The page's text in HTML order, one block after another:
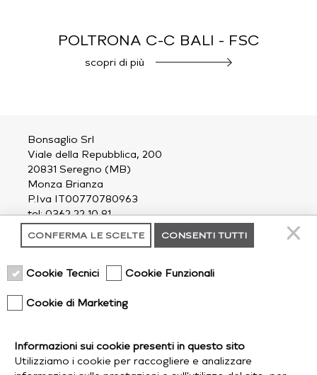
POLTRONA C-C BALI - FSC
scopri di più
Bonsaglio Srl
Viale della Repubblica, 200
20831 Seregno (MB)
Monza Brianza
P.Iva IT00770780963
tel: 0362 22 10 81
chi siamo
cookie policy
spedizioni
CONFERMA LE SCELTE CONSENTI TUTTI
Cookie Tecnici Cookie Funzionali
Cookie di Marketing
Informazioni sui cookie presenti in questo sito
Utilizziamo i cookie per raccogliere e analizzare